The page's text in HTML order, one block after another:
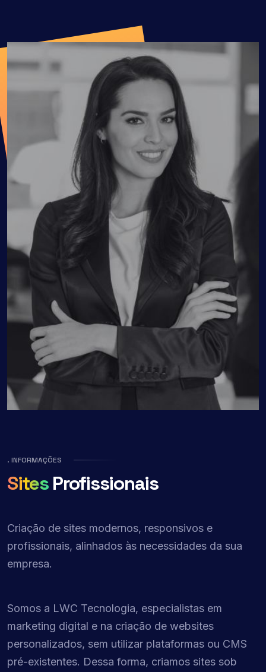
. INFORMAÇÕES
SitesProfissionais
Criação de sites modernos, responsivos e
profissionais, alinhados às necessidades da sua
empresa.
Somos a LWC Tecnologia, especialistas em
marketing digital e na criação de websites
personalizados, sem utilizar plataformas ou CMS
pré-existentes. Dessa forma, criamos sites sob